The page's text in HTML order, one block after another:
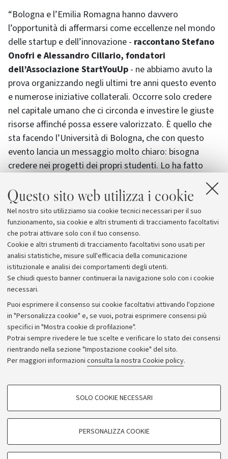
Questo sito web utilizza i cookie
Nel nostro sito utilizziamo sia cookie tecnici necessari per il suo
funzionamento, sia cookie e altri strumenti di tracciamento facoltativi
che potrai attivare solo con il tuo consenso.
Cookie e altri strumenti di tracciamento facoltativi sono usati per
analisi statistiche, misure sull'efficacia della comunicazione
istituzionale e analisi dei comportamenti degli utenti.
Se chiudi questo banner continuerai la navigazione solo con i cookie
necessari.
Puoi esprimere il consenso sui cookie facoltativi attivando l'opzione
in "Personalizza cookie" e, se vuoi, potrai esprimere consensi più
specifici in "Mostra cookie di profilazione".
Potrai sempre rivedere le tue scelte e verificare lo stato dei consensi
rientrando nella sezione "Impostazione cookie" del sito.
Per maggiori informazioni consulta la nostra Cookie policy.
COOKIE DI PROFILAZIONE - FACOLTATIVI
SOLO COOKIE NECESSARI
PERSONALIZZA COOKIE
“Bologna e l’Emilia Romagna hanno davvero
l’opportunità di affermarsi come eccellenze nel mondo
delle startup e dell’innovazione - raccontano Stefano
Onofri e Alessandro Cillario, fondatori
dell’Associazione StartYouUp - ne abbiamo avuto la
prova organizzando negli ultimi tre anni questo evento
e numerose iniziative collaterali. Occorre solo credere
nel capitale umano che ci circonda e investire le giuste
risorse affinché possa essere valorizzato. È quello che
sta facendo l’Università di Bologna, che con questo
evento lancia un messaggio molto chiaro: bisogna
credere nei progetti dei propri studenti. Lo ha fatto
realizzare questo evento, e lo continua a fare ogni anno
insieme ai partner che credono e sostengono questo
progetto, offrendo a centinaia di persone
un’opportunità per sviluppare le proprie intuizioni”.
Archivio
Comunicati stampa
Redazione
Rassegna stampa
© Copyright 2026 - ALMA MATER STUDIORUM - Università di
Bologna - Via Zamboni, 33 - 40126 Bologna - PI: 01131710376 -